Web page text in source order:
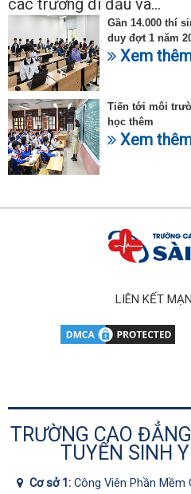
các trường đi đầu và...
Gần 14.000 thí
duy đợt 1 năm
Xem
Tiến tới môi
học thêm
Xem
LIÊN KẾT
TRƯỜNG CAO
TUYỂN SINH
Cơ sở 1: Công Viên Phần Mềm